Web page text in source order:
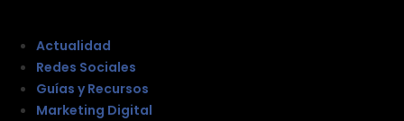
Actualidad
Redes Sociales
Guías y Recursos
Marketing Digital